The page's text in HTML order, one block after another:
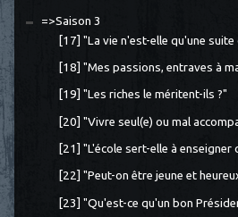
=>Saison 3
[17] "La vie n'est-elle qu'une suite
[18] "Mes passions, entraves à
[19] "Les riches le méritent-ils ?"
[20] "Vivre seul(e) ou mal
[21] "L'école sert-elle à enseigner
[22] "Peut-on être jeune et
[23] "Qu'est-ce qu'un bon